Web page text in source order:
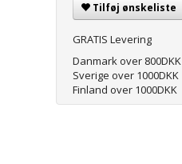
Tilføj ønskeliste
GRATIS Levering
Danmark over 800DKK
Sverige over 1000DKK
Finland over 1000DKK